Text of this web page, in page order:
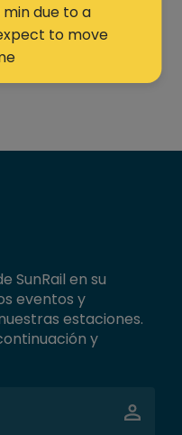
min due to a
to move
SunRail en su
eventos y
estaciones.
y